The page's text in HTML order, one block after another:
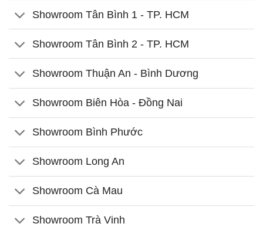
Showroom Tân Bình 1 - TP. HCM
Showroom Tân Bình 2 - TP. HCM
Showroom Thuận An - Bình Dương
Showroom Biên Hòa - Đồng Nai
Showroom Bình Phước
Showroom Long An
Showroom Cà Mau
Showroom Trà Vinh